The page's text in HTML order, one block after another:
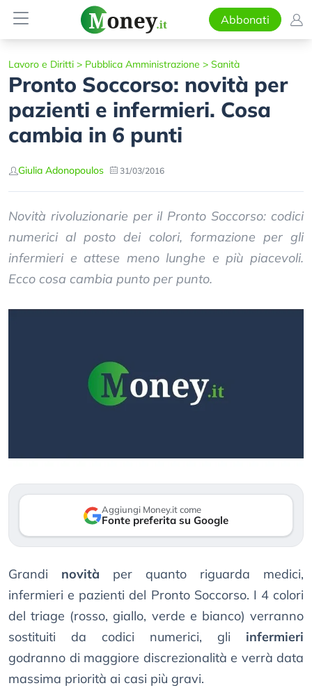
Abbonati
Lavoro e Diritti > Pubblica Amministrazione > Sanità
Pronto Soccorso: novità per
pazienti e infermieri. Cosa
cambia in 6 punti
Giulia Adonopoulos 31/03/2016
Novità rivoluzionarie per il Pronto Soccorso: codici
numerici al posto dei colori, formazione per gli
infermieri e attese meno lunghe e più piacevoli.
Ecco cosa cambia punto per punto.
Aggiungi Money.it come
Fonte preferita su Google
Grandi novità per quanto riguarda medici,
infermieri e pazienti del Pronto Soccorso. I 4 colori
del triage (rosso, giallo, verde e bianco) verranno
sostituiti da codici numerici, gli infermieri
godranno di maggiore discrezionalità e verrà data
massima priorità ai casi più gravi.